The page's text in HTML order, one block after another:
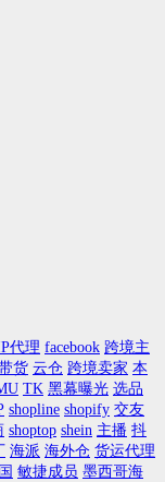
代理 facebook 跨境主
货 云仓 跨境卖家 本
TK 黑幕曝光 选品
shopline shopify 交友
shoptop shein 主播 抖
海派 海外仓 货运代理
敏捷成员 墨西哥海